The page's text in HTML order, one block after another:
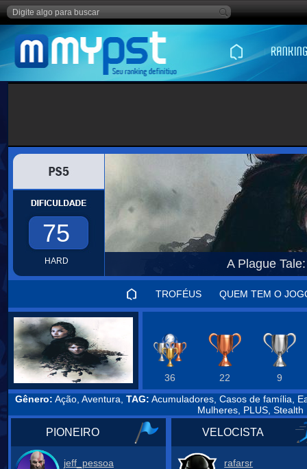
75
HARD A Plague
TROFÉUS QUEM TEM O
36 22
9
Gênero: Ação, Aventura, TAG: Acumuladores, Casos de família,
Mulheres, PLUS, Stealth
PIONEIRO
jeff_pessoa
VELOCISTA
rafarsr